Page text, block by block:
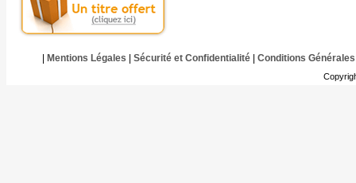
Mentions Légales Sécurité et Confidentialité| Conditions Générales